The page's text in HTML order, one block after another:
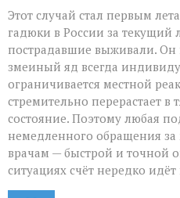
Этот случай стал первым
гадюки в России за текущий
пострадавшие выживали. Он
змеиный яд всегда
ограничивается местной
стремительно перерастает в
состояние. Поэтому любая
немедленного обращения
врачам — быстрой и точной
ситуациях счёт нередко